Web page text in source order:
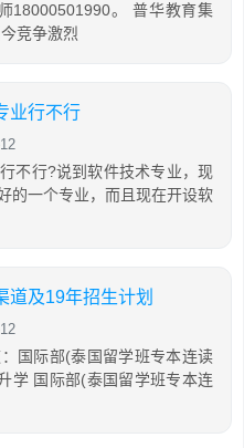
18000501990。 普华教育集
竞争激烈
业行不行
不行?说到软件技术专业，现
的一个专业，而且现在开设软
道及19年招生计划
国际部(泰国留学班专本连读
学 国际部(泰国留学班专本连